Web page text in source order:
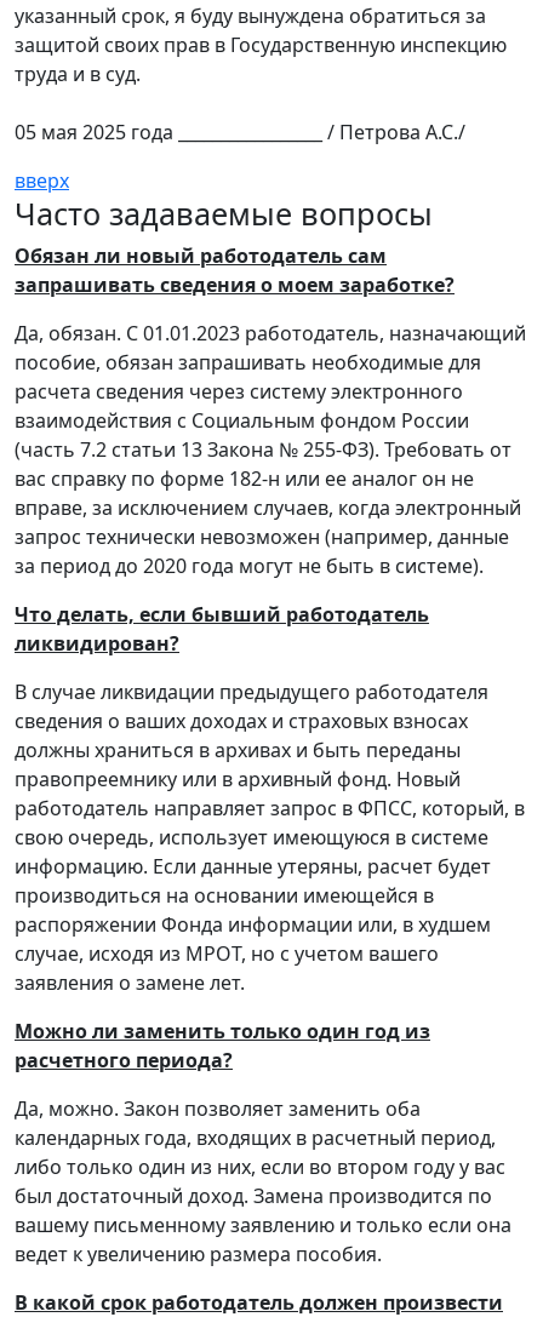
указанный срок, я буду вынуждена обратиться за
защитой своих прав в Государственную инспекцию
труда и в суд.
05 мая 2025 года _________________ / Петрова А.С./
вверх
Часто задаваемые вопросы
Обязан ли новый работодатель сам
запрашивать сведения о моем заработке?
Да, обязан. С 01.01.2023 работодатель, назначающий
пособие, обязан запрашивать необходимые для
расчета сведения через систему электронного
взаимодействия с Социальным фондом России
(часть 7.2 статьи 13 Закона № 255-ФЗ). Требовать от
вас справку по форме 182-н или ее аналог он не
вправе, за исключением случаев, когда электронный
запрос технически невозможен (например, данные
за период до 2020 года могут не быть в системе).
Что делать, если бывший работодатель
ликвидирован?
В случае ликвидации предыдущего работодателя
сведения о ваших доходах и страховых взносах
должны храниться в архивах и быть переданы
правопреемнику или в архивный фонд. Новый
работодатель направляет запрос в ФПСС, который, в
свою очередь, использует имеющуюся в системе
информацию. Если данные утеряны, расчет будет
производиться на основании имеющейся в
распоряжении Фонда информации или, в худшем
случае, исходя из МРОТ, но с учетом вашего
заявления о замене лет.
Можно ли заменить только один год из
расчетного периода?
Да, можно. Закон позволяет заменить оба
календарных года, входящих в расчетный период,
либо только один из них, если во втором году у вас
был достаточный доход. Замена производится по
вашему письменному заявлению и только если она
ведет к увеличению размера пособия.
В какой срок работодатель должен произвести